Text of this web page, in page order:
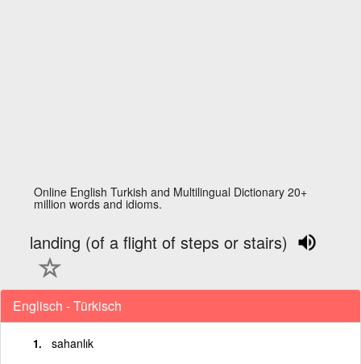
Online English Turkish and Multilingual Dictionary 20+
million words and idioms.
landing (of a flight of steps or stairs)
Englisch - Türkisch
sahanlık